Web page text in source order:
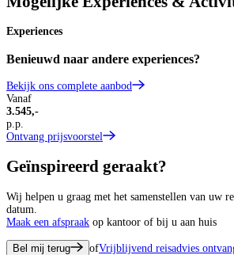
Experiences
Benieuwd naar andere experiences?
Bekijk ons complete aanbod
Vanaf
3.545,-
p.p.
Ontvang prijsvoorstel
Geïnspireerd geraakt?
Wij helpen u graag met het samenstellen van uw
datum.
Maak een afspraak op kantoor of bij u aan huis
Bel mij terug ofVrijblijvend reisadvies